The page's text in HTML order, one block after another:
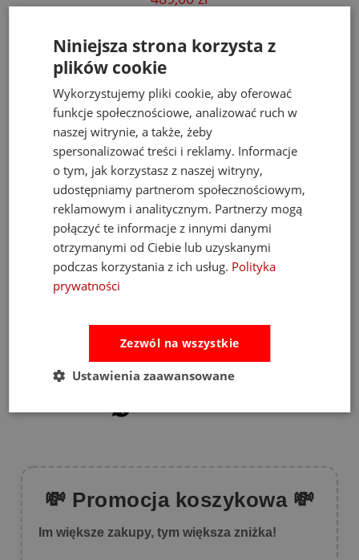
do koszyka
Opinie Pytania i odpowiedzi
Ocena sklepu
4.93
Opinie, z których została wyliczona
średnia, są wystawione przez
zweryfikowanych klientów, którzy dokonali
zakupu w sklepie.
5
1
💸 Promocja koszykowa 💸
Im większe zakupy, tym większa zniżka!
Niniejsza strona korzysta z
plików cookie
Wykorzystujemy pliki cookie, aby oferować
funkcje społecznościowe, analizować ruch w
naszej witrynie, a także, żeby
spersonalizować treści i reklamy. Informacje
o tym, jak korzystasz z naszej witryny,
udostępniamy partnerom społecznościowym,
reklamowym i analitycznym. Partnerzy mogą
połączyć te informacje z innymi danymi
otrzymanymi od Ciebie lub uzyskanymi
podczas korzystania z ich usług. Polityka
prywatności
Zezwól na wszystkie
Ustawienia zaawansowane